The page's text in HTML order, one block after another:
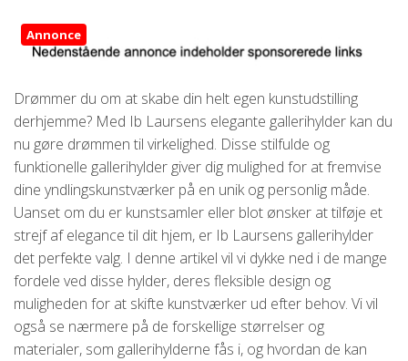
Annonce
Drømmer du om at skabe din helt egen kunstudstilling
derhjemme? Med Ib Laursens elegante gallerihylder kan du
nu gøre drømmen til virkelighed. Disse stilfulde og
funktionelle gallerihylder giver dig mulighed for at fremvise
dine yndlingskunstværker på en unik og personlig måde.
Uanset om du er kunstsamler eller blot ønsker at tilføje et
strejf af elegance til dit hjem, er Ib Laursens gallerihylder
det perfekte valg. I denne artikel vil vi dykke ned i de mange
fordele ved disse hylder, deres fleksible design og
muligheden for at skifte kunstværker ud efter behov. Vi vil
også se nærmere på de forskellige størrelser og
materialer, som gallerihylderne fås i, og hvordan de kan